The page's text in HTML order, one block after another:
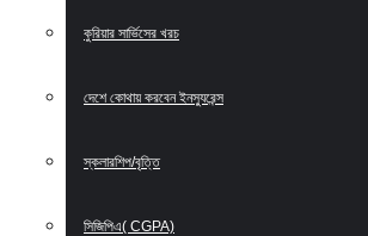
কুরিয়ার সার্ভিসের খরচ
দেশে কোথায় করবেন ইনস্যুরেন্স
স্কলারশিপ/বৃত্তি
সিজিপিএ( CGPA)